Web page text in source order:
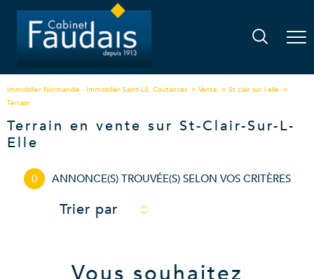
Immobilier Normandie - Immobilier Saint-Lô, Coutances Vente
St clair sur l elle
Terrain
Terrain en vente sur St-Clair-Sur-L-
Elle
0 ANNONCE(S) TROUVÉE(S) SELON VOS CRITÈRES
Trier par